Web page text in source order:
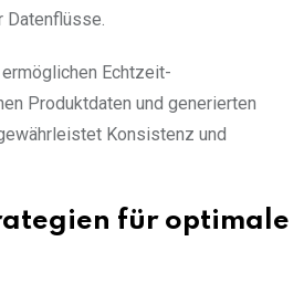
Echtzeit-
Produktdaten und generierten
Konsistenz und
für optimale